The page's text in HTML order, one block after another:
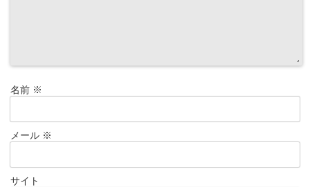
名前 ※
メール ※
サイト